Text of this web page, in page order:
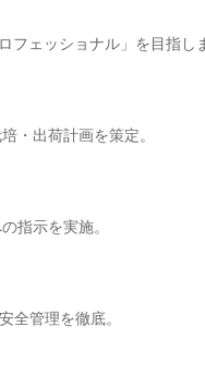
ェッショナル」を目指し